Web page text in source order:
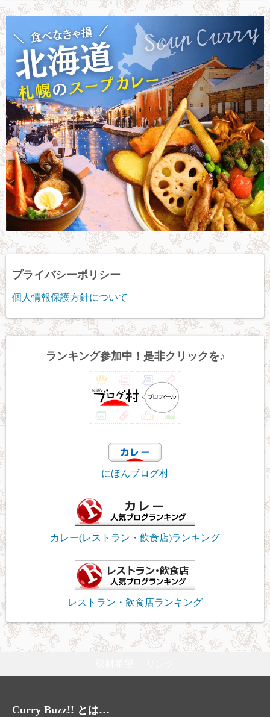
リ
ー
プライバシーポリシー
個人情報保護方針について
ランキング参加中！是非クリックを♪
にほんブログ村
カレー(レストラン・飲食店)ランキング
レストラン・飲食店ランキング
Curry Buzz!! とは…